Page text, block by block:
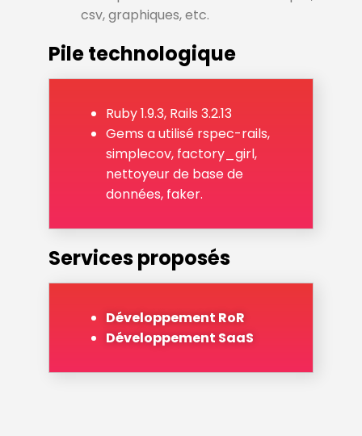
csv, graphiques, etc.
Pile technologique
Ruby 1.9.3, Rails 3.2.13
Gems a utilisé rspec-rails,
simplecov, factory_girl,
nettoyeur de base de
données, faker.
Services proposés
Développement RoR
Développement SaaS